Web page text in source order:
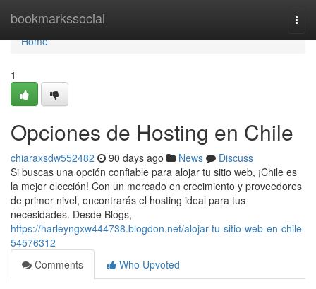
bookmarkssocial
Home
Home
1
Opciones de Hosting en Chile
chiaraxsdw552482 90 days ago News
Discuss
Si buscas una opción confiable para alojar tu sitio web, ¡Chile es
la mejor elección! Con un mercado en crecimiento y proveedores
de primer nivel, encontrarás el hosting ideal para tus
necesidades. Desde Blogs,
https://harleyngxw444738.blogdon.net/alojar-tu-sitio-web-en-chile-
54576312
Comments
Who Upvoted